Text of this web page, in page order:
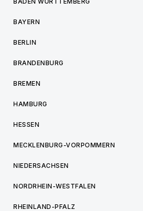
BAYERN
BERLIN
BRANDENBURG
BREMEN
HAMBURG
HESSEN
MECKLENBURG-VORPOMMERN
NIEDERSACHSEN
NORDRHEIN-WESTFALEN
RHEINLAND-PFALZ